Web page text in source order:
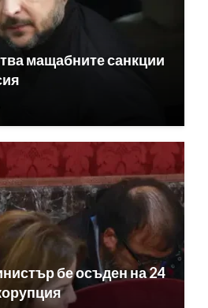
мащабните санкции
бе осъден на 24